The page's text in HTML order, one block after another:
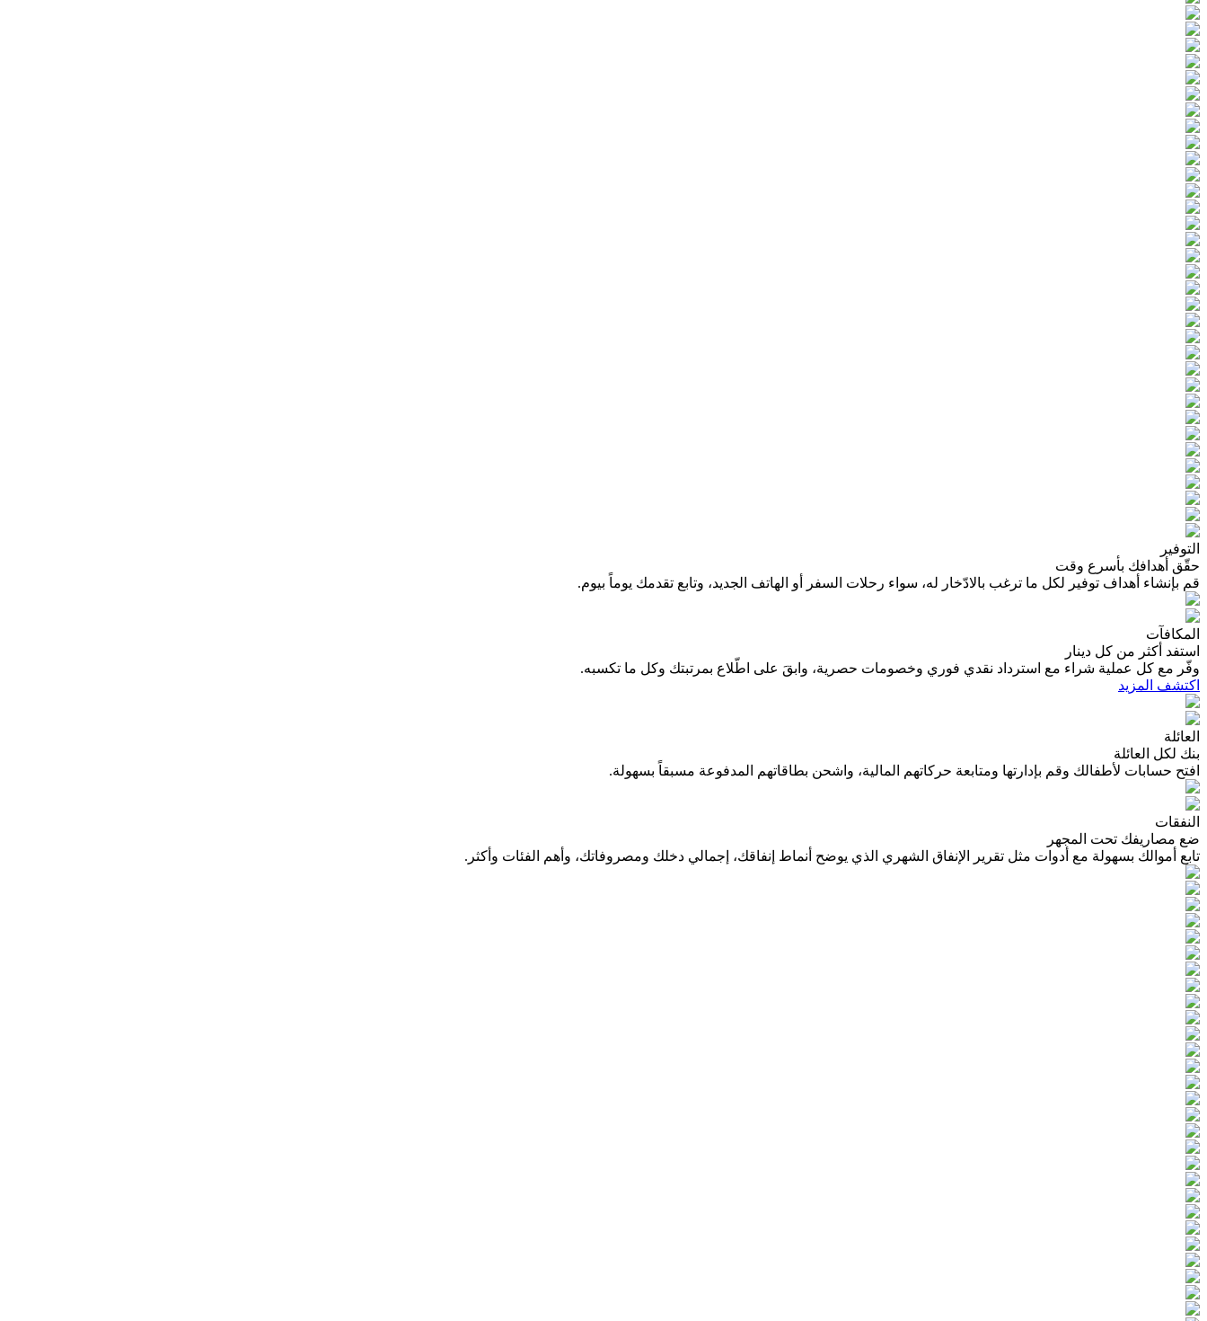
التوفير
حقّق أهدافك بأسرع وقت
قم بإنشاء أهداف توفير لكل ما ترغب بالادّخار له، سواء رحلات السفر أو الهاتف الجديد، وتابع تقدمك يوماً بيوم.
المكافآت
استفد أكثر من كل دينار
وفّر مع كل عملية شراء مع استرداد نقدي فوري وخصومات حصرية، وابقَ على اطّلاع بمرتبتك وكل ما تكسبه.
اكتشف المزيد
العائلة
بنك لكل العائلة
افتح حسابات لأطفالك وقم بإدارتها ومتابعة حركاتهم المالية، واشحن بطاقاتهم المدفوعة مسبقاً بسهولة.
النفقات
ضع مصاريفك تحت المجهر
تابع أموالك بسهولة مع أدوات مثل تقرير الإنفاق الشهري الذي يوضح أنماط إنفاقك، إجمالي دخلك ومصروفاتك، وأهم الفئات وأكثر.